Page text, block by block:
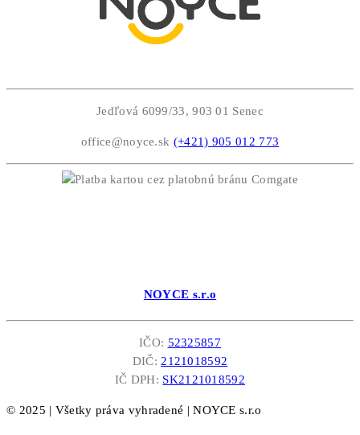
Jedľová 6099/33, 903 01 Senec
office@noyce.sk (+421) 905 012 773
NOYCE s.r.o
IČO: 52325857
DIČ: 2121018592
IČ DPH: SK2121018592
© 2025 | Všetky práva vyhradené | NOYCE s.r.o